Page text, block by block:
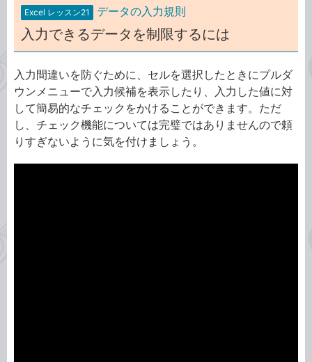
Excel レッスン21 データの入力規則
入力できるデータを制限するには
入力間違いを防ぐために、セルを選択したときにプルダ
ウンメニューで入力候補を表示したり、入力した値に対
して簡易的なチェックをかけることができます。ただ
し、チェック機能については完璧ではありませんので頼
りすぎないように気を付けましょう。